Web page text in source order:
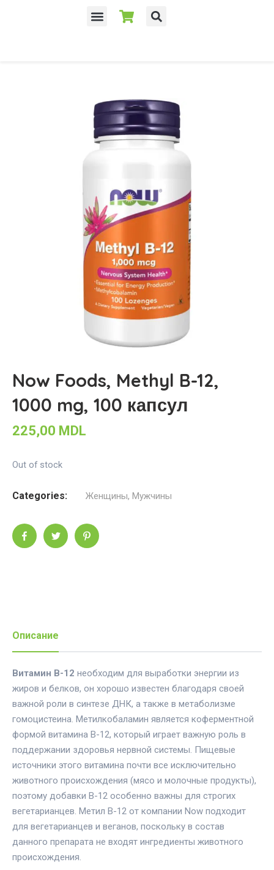
Now Foods, Methyl B-12,
1000 mg, 100 капсул
225,00 MDL
Out of stock
Categories: Женщины, Мужчины
Описание
Витамин B-12 необходим для выработки энергии из
жиров и белков, он хорошо известен благодаря своей
важной роли в синтезе ДНК, а также в метаболизме
гомоцистеина. Метилкобаламин является коферментной
формой витамина B-12, который играет важную роль в
поддержании здоровья нервной системы. Пищевые
источники этого витамина почти все исключительно
животного происхождения (мясо и молочные продукты),
поэтому добавки B-12 особенно важны для строгих
вегетарианцев. Метил B-12 от компании Now подходит
для вегетарианцев и веганов, поскольку в состав
данного препарата не входят ингредиенты животного
происхождения.